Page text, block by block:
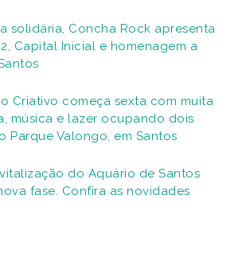
solidária, Concha Rock apresenta
Capital Inicial e homenagem a
Criativo começa sexta com muita
música e lazer ocupando dois
Parque Valongo, em Santos
do Aquário de Santos
fase. Confira as novidades